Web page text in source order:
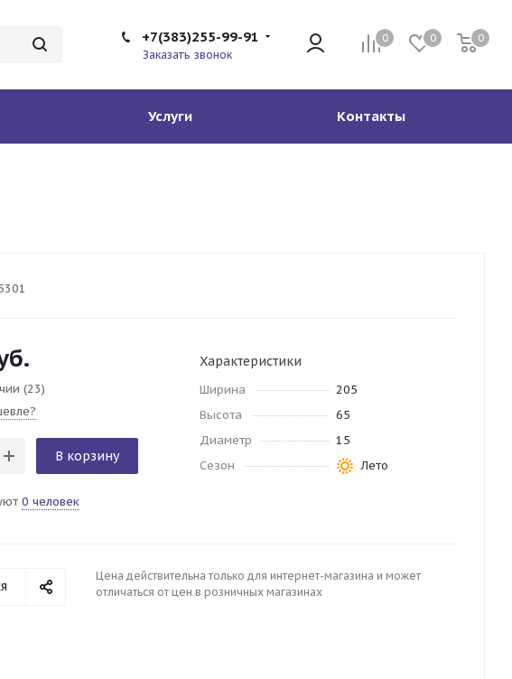
0 0 0
+7(383)255-99-91
Заказать звонок
Услуги Контакты
(23)
В корзину
0 человек
Характеристики
Ширина
205
Высота
65
Диаметр
15
Сезон
Лето
Цена действительна только для интернет-магазина и может
отличаться от цен в розничных магазинах